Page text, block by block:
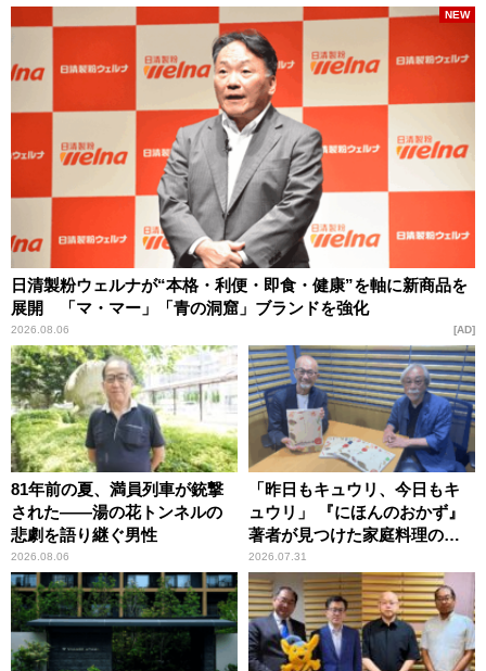
日清製粉ウェルナが“本格・利便・即食・健康”を軸に新商品を
展開 「マ・マー」「青の洞窟」ブランドを強化
2026.08.06
NEW
AD
81年前の夏、満員列車が銃撃
された――湯の花トンネルの
悲劇を語り継ぐ男性
2026.08.06
「昨日もキュウリ、今日もキ
ュウリ」 『にほんのおかず』
著者が見つけた家庭料理の知
恵
2026.07.31